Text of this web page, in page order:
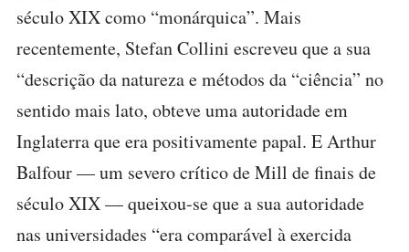
século XIX como “monárquica”. Mais
recentemente, Stefan Collini escreveu que a sua
“descrição da natureza e métodos da “ciência” no
sentido mais lato, obteve uma autoridade em
Inglaterra que era positivamente papal. E Arthur
Balfour — um severo crítico de Mill de finais de
século XIX — queixou-se que a sua autoridade
nas universidades “era comparável à exercida